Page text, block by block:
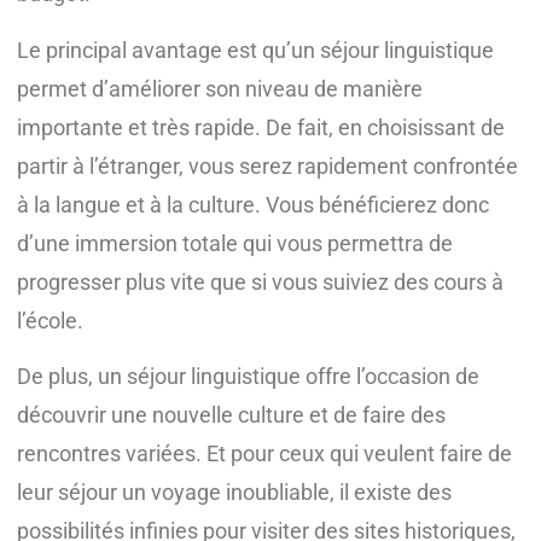
Le principal avantage est qu’un séjour linguistique
permet d’améliorer son niveau de manière
importante et très rapide. De fait, en choisissant de
partir à l’étranger, vous serez rapidement confrontée
à la langue et à la culture. Vous bénéficierez donc
d’une immersion totale qui vous permettra de
progresser plus vite que si vous suiviez des cours à
l’école.
De plus, un séjour linguistique offre l’occasion de
découvrir une nouvelle culture et de faire des
rencontres variées. Et pour ceux qui veulent faire de
leur séjour un voyage inoubliable, il existe des
possibilités infinies pour visiter des sites historiques,